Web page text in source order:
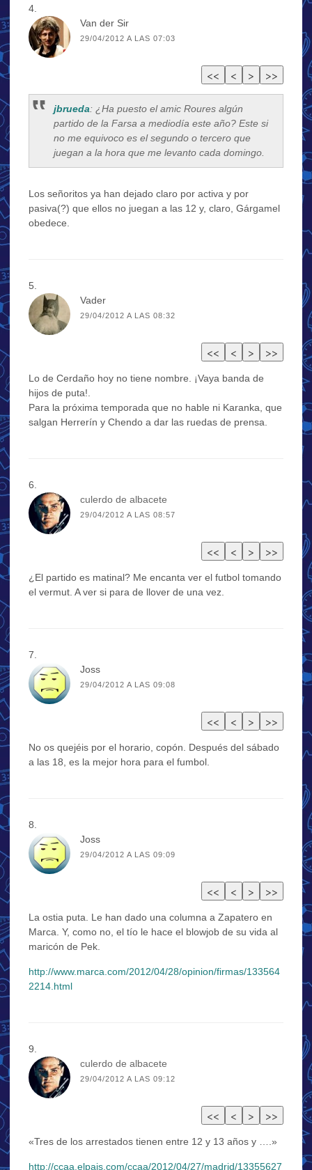
Van der Sir
29/04/2012 A LAS 07:03
jbrueda: ¿Ha puesto el amic Roures algún
partido de la Farsa a mediodía este año? Este si
no me equivoco es el segundo o tercero que
juegan a la hora que me levanto cada domingo.
Los señoritos ya han dejado claro por activa y por
pasiva(?) que ellos no juegan a las 12 y, claro, Gárgamel
obedece.
Vader
29/04/2012 A LAS 08:32
Lo de Cerdaño hoy no tiene nombre. ¡Vaya banda de
hijos de puta!.
Para la próxima temporada que no hable ni Karanka, que
salgan Herrerín y Chendo a dar las ruedas de prensa.
culerdo de albacete
29/04/2012 A LAS 08:57
¿El partido es matinal? Me encanta ver el futbol tomando
el vermut. A ver si para de llover de una vez.
Joss
29/04/2012 A LAS 09:08
No os quejéis por el horario, copón. Después del sábado
a las 18, es la mejor hora para el fumbol.
Joss
29/04/2012 A LAS 09:09
La ostia puta. Le han dado una columna a Zapatero en
Marca. Y, como no, el tío le hace el blowjob de su vida al
maricón de Pek.
http://www.marca.com/2012/04/28/opinion/firmas/133564
2214.html
culerdo de albacete
29/04/2012 A LAS 09:12
«Tres de los arrestados tienen entre 12 y 13 años y ….»
http://ccaa.elpais.com/ccaa/2012/04/27/madrid/13355627